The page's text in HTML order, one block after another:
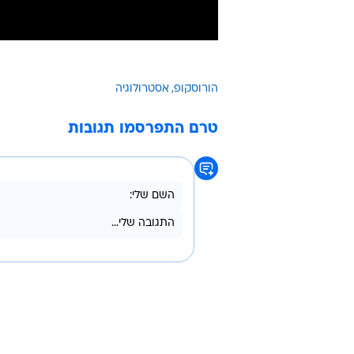
הורוסקופ אסטרולוגיה
טרם התפרסמו תגובות